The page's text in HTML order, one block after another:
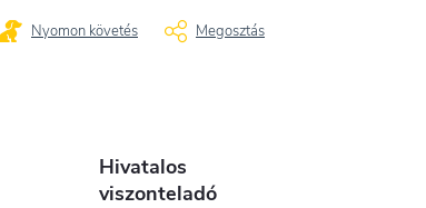
Nyomon követés Megosztás
Hivatalos
viszonteladó